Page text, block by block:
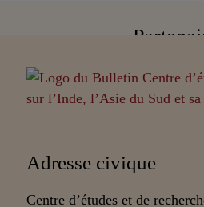
Adresse civique
Centre d’études et de